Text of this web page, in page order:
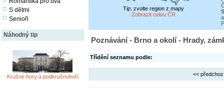
S dětmi
Senioři
Náhodný tip
Krušné hory a podkrušnohoří
Tip: zvolte region z mapy
Zobrazit celou ČR
Poznávání - Brno a okolí - Hrady,
Třídění seznamu podle:
<<